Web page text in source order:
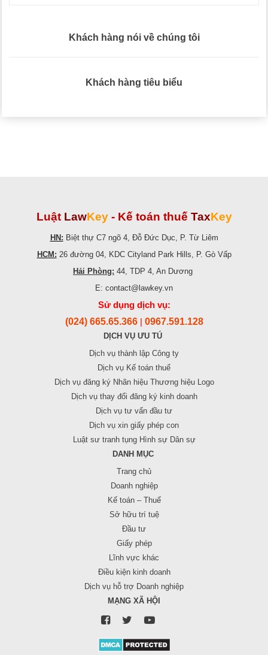
Khách hàng nói về chúng tôi
Khách hàng tiêu biểu
Luật LawKey - Kế toán thuế TaxKey
HN: Biệt thự C7 ngõ 4, Đỗ Đức Dục, P. Từ Liêm
HCM: 26 đường 04, KDC Cityland Park Hills, P. Gò Vấp
Hải Phòng: 44, TDP 4, An Dương
E: contact@lawkey.vn
Sử dụng dịch vụ:
(024) 665.65.366 0967.591.128
DỊCH VỤ ƯU TÚ
Dịch vụ thành lập Công ty
Dịch vụ Kế toán thuế
Dịch vụ đăng ký Nhãn hiệu Thương hiệu Logo
Dịch vụ thay đổi đăng ký kinh doanh
Dịch vụ tư vấn đầu tư
Dịch vụ xin giấy phép con
Luật sư tranh tụng Hình sự Dân sự
DANH MỤC
Trang chủ
Doanh nghiệp
Kế toán – Thuế
Sở hữu trí tuệ
Đầu tư
Giấy phép
Lĩnh vực khác
Điều kiện kinh doanh
Dịch vụ hỗ trợ Doanh nghiệp
MẠNG XÃ HỘI